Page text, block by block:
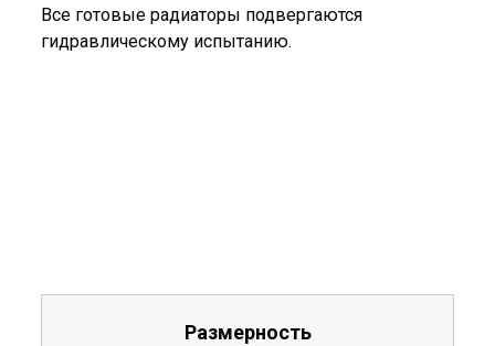
Все готовые радиаторы подвергаются
гидравлическому испытанию.
Размерность